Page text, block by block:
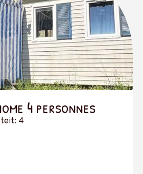
4 personnes
4